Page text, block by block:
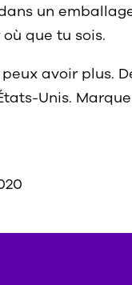
un
que tu sois.
avoir plus.
Unis.